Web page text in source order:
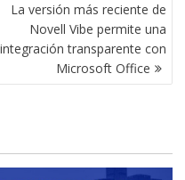
La versión más reciente de
Novell Vibe permite una
integración transparente con
Microsoft Office